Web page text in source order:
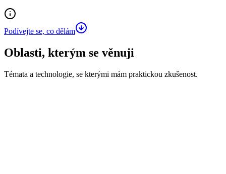
Podívejte se, co dělám
Oblasti, kterým se věnuji
Témata a technologie, se kterými mám praktickou zkušenost.